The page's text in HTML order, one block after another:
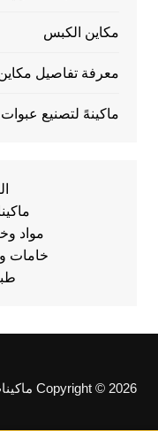
مكاين الكبس
معرفة تفاصيل مكاين
ماكينهً لتصنيع عبوات
مواد
خامات
Copyright © 2026 ماكينات فاكيوم. All rights reserved.